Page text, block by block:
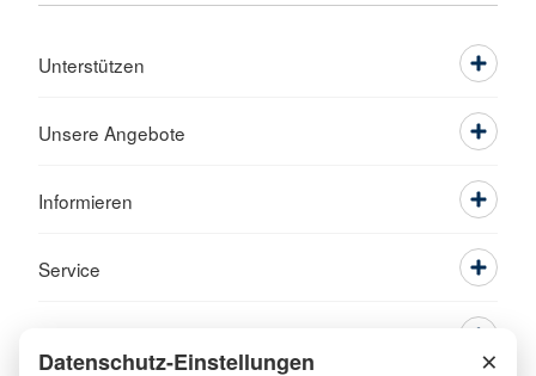
Unterstützen
Unsere Angebote
Informieren
Service
Datenschutz-Einstellungen ×